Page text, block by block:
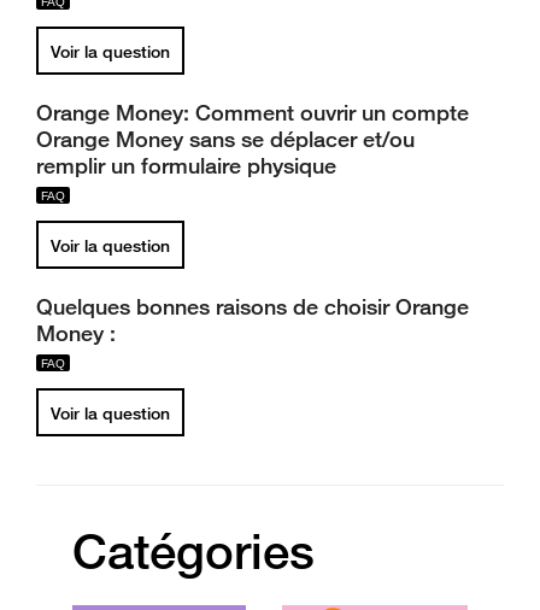
Voir la question
Orange Money: Comment ouvrir un compte
Orange Money sans se déplacer et/ou
remplir un formulaire physique
Voir la question
Quelques bonnes raisons de choisir Orange
Money :
Voir la question
Catégories